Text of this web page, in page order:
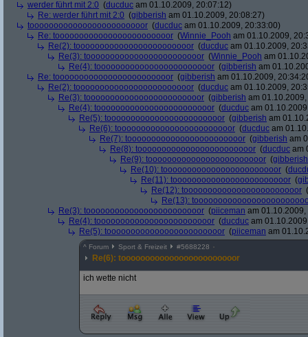
werder führt mit 2:0 (ducduc am 01.10.2009, 20:07:12)
Re: werder führt mit 2:0 (gibberish am 01.10.2009, 20:08:27)
toooooooooooooooooooooooor (ducduc am 01.10.2009, 20:33:00)
Re: toooooooooooooooooooooooor (Winnie_Pooh am 01.10.2009,
Re(2): toooooooooooooooooooooooor (ducduc am 01.10.2009,
Re(3): toooooooooooooooooooooooor (Winnie_Pooh am
Re(4): toooooooooooooooooooooooor (gibberish am
Re: toooooooooooooooooooooooor (gibberish am 01.10.2009,
Re(2): toooooooooooooooooooooooor (ducduc am 01.10.2009,
Re(3): toooooooooooooooooooooooor (gibberish am
Re(4): toooooooooooooooooooooooor (ducduc am
Re(5): toooooooooooooooooooooooor (gibberish am
Re(6): toooooooooooooooooooooooor (ducduc am
Re(7): toooooooooooooooooooooooor (gibberish am
Re(8): toooooooooooooooooooooooor (ducduc am
Re(9): toooooooooooooooooooooooor (gibberish
Re(10): toooooooooooooooooooooooor (
Re(11): toooooooooooooooooooooooor (
Re(12): toooooooooooooooooooooooor (
Re(13):
Re(3): toooooooooooooooooooooooor (piiceman am
Re(4): toooooooooooooooooooooooor (ducduc am
Re(5): toooooooooooooooooooooooor (piiceman am
^ Forum Sport & Freizeit #5688228
Re(6): toooooooooooooooooooooooor
ich wette nicht